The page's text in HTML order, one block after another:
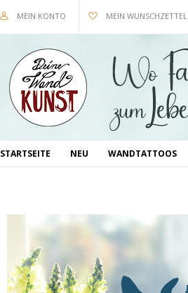
MEIN KONTO MEIN WUNSCHZETTEL
STARTSEITE NEU WANDTATTOOS